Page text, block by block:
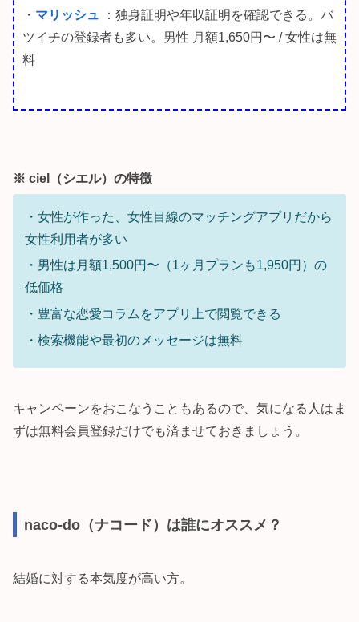
・ マリッシュ
：独身証明や年収証明を確認できる。バ
ツイチの登録者も多い。男性 月額1,650円〜 / 女性は無
料
※ ciel（シエル）の特徴
・女性が作った、女性目線のマッチングアプリだから
女性利用者が多い
・男性は月額1,500円〜（1ヶ月プランも1,950円）の
低価格
・豊富な恋愛コラムをアプリ上で閲覧できる
・検索機能や最初のメッセージは無料
キャンペーンをおこなうこともあるので、気になる人はま
ずは無料会員登録だけでも済ませておきましょう。
naco-do（ナコード）は誰にオススメ？
結婚に対する本気度が高い方。